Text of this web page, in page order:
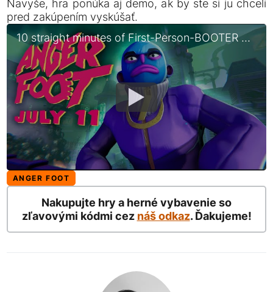
Navyše, hra ponúka aj demo, ak by ste si ju chceli
pred zakúpením vyskúšať.
10 straight minutes of First-Person-BOOTER gameplay | Anger Foot
ANGER FOOT
Nakupujte hry a herné vybavenie so
zľavovými kódmi cez náš odkaz. Ďakujeme!